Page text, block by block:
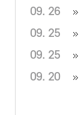
09. 26
09. 25
09. 25
09. 20